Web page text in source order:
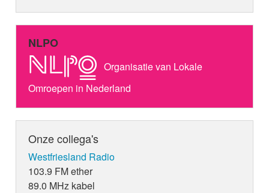
NLPO
Organisatie van Lokale
Omroepen in Nederland
Onze collega's
Westfriesland Radio
103.9 FM ether
89.0 MHz kabel